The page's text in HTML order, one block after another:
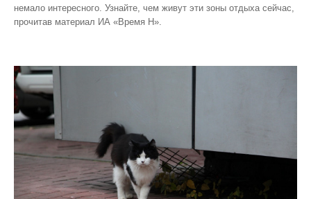
немало интересного. Узнайте, чем живут эти зоны отдыха сейчас,
прочитав материал ИА «Время Н».